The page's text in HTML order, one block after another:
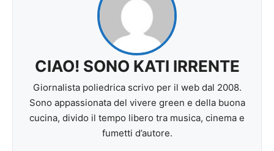
CIAO! SONO KATI IRRENTE
Giornalista poliedrica scrivo per il web dal 2008.
Sono appassionata del vivere green e della buona
cucina, divido il tempo libero tra musica, cinema e
fumetti d’autore.